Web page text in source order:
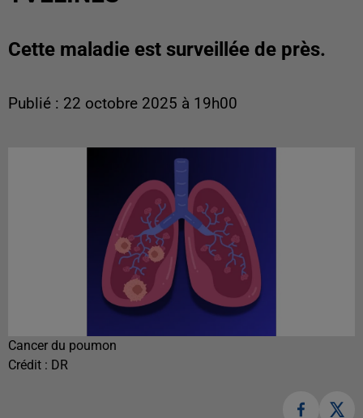
Cette maladie est surveillée de près.
Publié : 22 octobre 2025 à 19h00
Cancer du poumon
Crédit : DR